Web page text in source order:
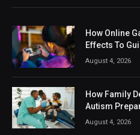
How Online
Effects To
August 4, 2026
How Family
Autism
August 4, 2026